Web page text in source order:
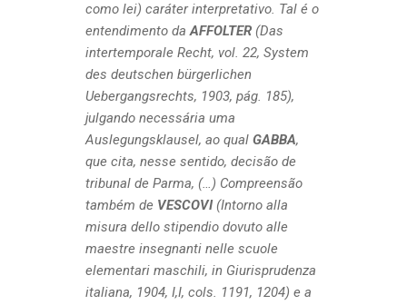
como lei) caráter interpretativo. Tal é o
entendimento daAFFOLTER (Das
intertemporale Recht, vol. 22, System
des deutschen bürgerlichen
Uebergangsrechts, 1903, pág. 185),
julgando necessária uma
Auslegungsklausel, ao qual GABBA,
que cita, nesse sentido, decisão de
tribunal de Parma, (…) Compreensão
também de VESCOVI (Intorno alla
misura dello stipendio dovuto alle
maestre insegnanti nelle scuole
elementari maschili, in Giurisprudenza
italiana, 1904, I,I, cols. 1191, 1204) e a